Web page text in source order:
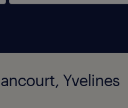
Yvelines